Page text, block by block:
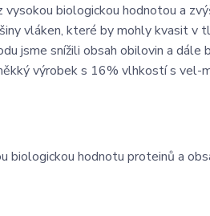
biologickou hodnotou a
vláken, které by mohly kvasit
jsme snížili obsah obilovin a
výrobek s 16% vlhkostí s vel-
biologickou hodnotu proteinů a